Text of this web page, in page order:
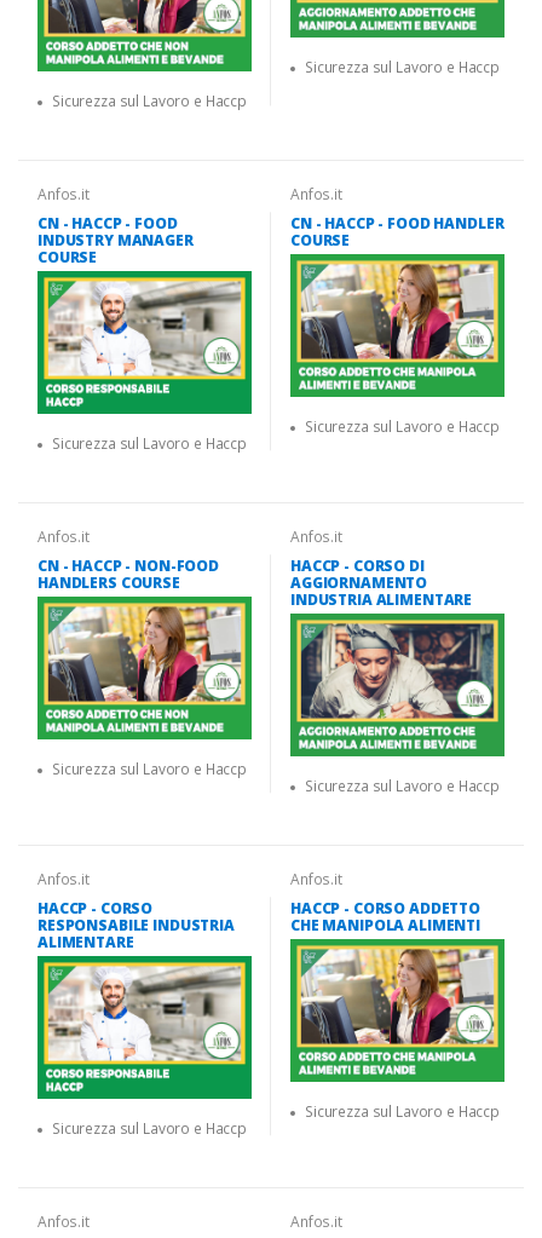
Sicurezza sul Lavoro e Haccp
Sicurezza sul Lavoro e Haccp
Anfos.it
CN - HACCP - FOOD
INDUSTRY MANAGER
COURSE
Sicurezza sul Lavoro e Haccp
Anfos.it
CN - HACCP - FOOD HANDLER
COURSE
Sicurezza sul Lavoro e Haccp
Anfos.it
CN - HACCP - NON-FOOD
HANDLERS COURSE
Sicurezza sul Lavoro e Haccp
Anfos.it
HACCP - CORSO DI
AGGIORNAMENTO
INDUSTRIA ALIMENTARE
Sicurezza sul Lavoro e Haccp
Anfos.it
HACCP - CORSO
RESPONSABILE INDUSTRIA
ALIMENTARE
Sicurezza sul Lavoro e Haccp
Anfos.it
HACCP - CORSO ADDETTO
CHE MANIPOLA ALIMENTI
Sicurezza sul Lavoro e Haccp
Anfos.it
Anfos.it